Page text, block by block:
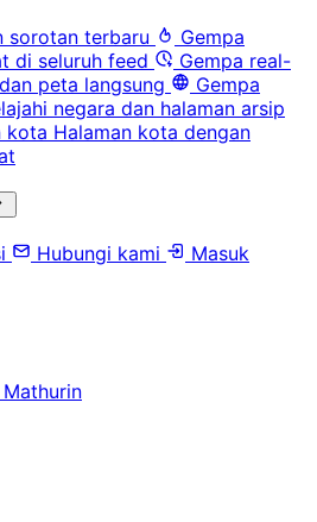
sorotan terbaru
Gempa
di seluruh feed
Gempa real-
peta langsung
Gempa
negara dan halaman arsip
kota Halaman kota dengan
Hubungi kami
Masuk